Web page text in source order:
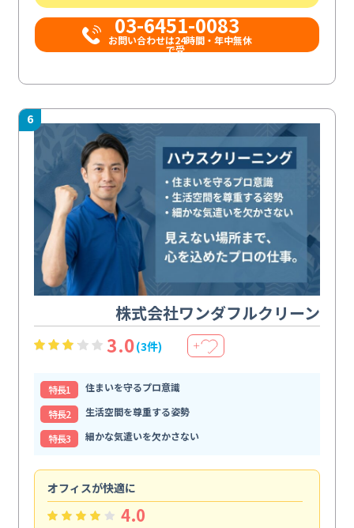
03-6451-0083
お問い合わせは24時間・年中無休
で受...
6
株式会社ワンダフルクリーン
3.0(3件) ＋
特⻑1
住まいを守るプロ意識
特⻑2
生活空間を尊重する姿勢
特⻑3
細かな気遣いを欠かさない
オフィスが快適に
4.0